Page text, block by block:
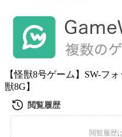
【怪獣8号ゲーム】SW-フ
獣8G】